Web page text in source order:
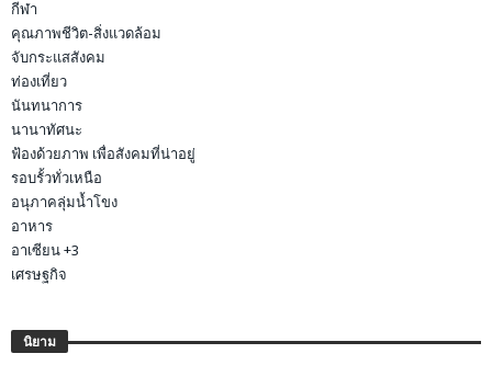
กีฬา
คุณภาพชีวิต-สิ่งแวดล้อม
จับกระแสสังคม
ท่องเที่ยว
นันทนาการ
นานาทัศนะ
ฟ้องด้วยภาพ เพื่อสังคมที่น่าอยู่
รอบรั้วทั่วเหนือ
อนุภาคลุ่มน้ำโขง
อาหาร
อาเซียน +3
เศรษฐกิจ
นิยาม